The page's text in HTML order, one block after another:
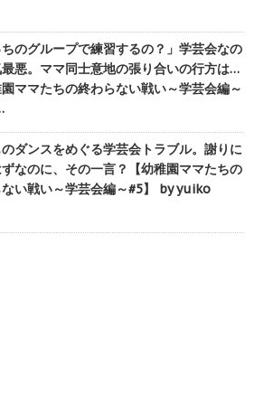
ちのグループで練習するの？」学芸会なの
悪。ママ同士意地の張り合いの行方は…
園ママたちの終わらない戦い～学芸会編～
ダンスをめぐる学芸会トラブル。謝りに
なのに、その一言？【幼稚園ママたちの
い戦い～学芸会編～#5】 by yuiko